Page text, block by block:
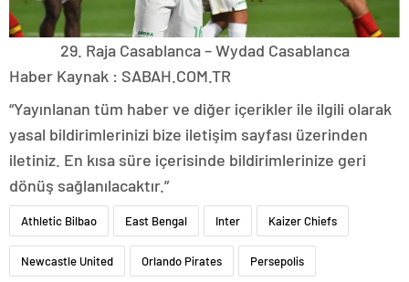
29. Raja Casablanca – Wydad Casablanca
Haber Kaynak : SABAH.COM.TR
“Yayınlanan tüm haber ve diğer içerikler ile ilgili olarak
yasal bildirimlerinizi bize iletişim sayfası üzerinden
iletiniz. En kısa süre içerisinde bildirimlerinize geri
dönüş sağlanılacaktır.”
Athletic Bilbao East Bengal Inter Kaizer Chiefs
Newcastle United Orlando Pirates Persepolis